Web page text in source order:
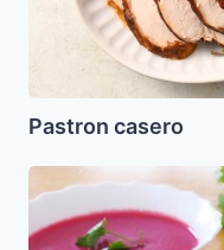
Pastron casero
Crema
de
Betabel